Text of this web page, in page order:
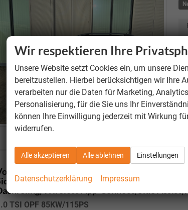
T-Cross
Limited 1.0 TSI 115PS,
Paket, Metallic, Parksensoren vo/hi,
Wireless App-Connect, Side Assist,
TSI OPF 85KW/115PS
Wir respektieren Ihre
Unsere Website setzt Cookies ein, um unsere
bereitzustellen. Hierbei berücksichtigen wir Ihre
verarbeiten nur die Daten für Marketing,
Personalisierung, für die Sie uns Ihr
können Ihre Einwilligung jederzeit mit Wirkung
widerrufen.
Alle akzeptieren Alle ablehnen Einstellungen
Datenschutzerklärung Impressum